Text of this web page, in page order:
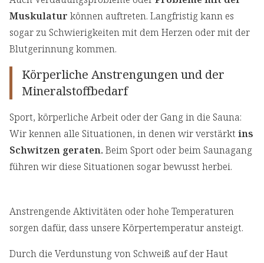
Muskulatur können auftreten. Langfristig kann es
sogar zu Schwierigkeiten mit dem Herzen oder mit der
Blutgerinnung kommen.
Körperliche Anstrengungen und der
Mineralstoffbedarf
Sport, körperliche Arbeit oder der Gang in die Sauna:
Wir kennen alle Situationen, in denen wir verstärkt ins
Schwitzen geraten. Beim Sport oder beim Saunagang
führen wir diese Situationen sogar bewusst herbei.
Anstrengende Aktivitäten oder hohe Temperaturen
sorgen dafür, dass unsere Körpertemperatur ansteigt.
Durch die Verdunstung von Schweiß auf der Haut